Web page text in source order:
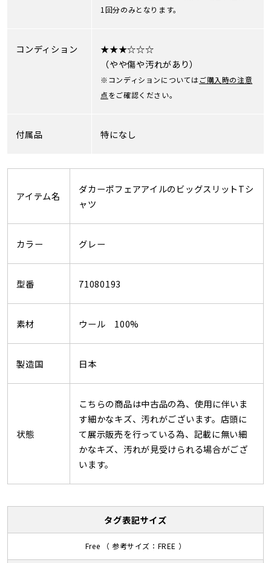
1回分のみとなります。
コンディション
★★★☆☆☆
（やや傷や汚れがあり）
※コンディションについてはご購入時の注意
点をご確認ください。
付属品 特になし
アイテム名
ダカーポフェアアイルのビッグスリットTシ
ャツ
カラー グレー
型番 71080193
素材 ウール 100%
製造国 日本
状態
こちらの商品は中古品の為、使用に伴いま
す細かなキズ、汚れがございます。店頭に
て展示販売を行っている為、記載に無い細
かなキズ、汚れが見受けられる場合がござ
います。
タグ表記サイズ
Free （ 参考サイズ：FREE ）